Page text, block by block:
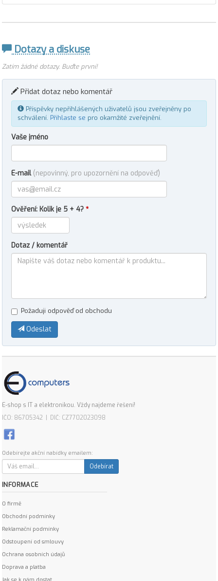
Dotazy a diskuse
Zatím žádné dotazy. Buďte první!
Přidat dotaz nebo komentář
Příspěvky nepřihlášených uživatelů jsou zveřejněny po
schválení. Přihlaste se pro okamžité zveřejnění.
Vaše jméno
E-mail (nepovinný, pro upozornění na odpověď)
Ověření: Kolik je 5 + 4? *
Dotaz / komentář
Požaduji odpověď od obchodu
Odeslat
E-shop s IT a elektronikou. Vždy najdeme řešení!
IČO: 86705342 | DIČ: CZ7702023098
Odebírejte akční nabídky emailem:
Odebírat
INFORMACE
O firmě
Obchodní podmínky
Reklamační podmínky
Odstoupení od smlouvy
Ochrana osobních údajů
Doprava a platba